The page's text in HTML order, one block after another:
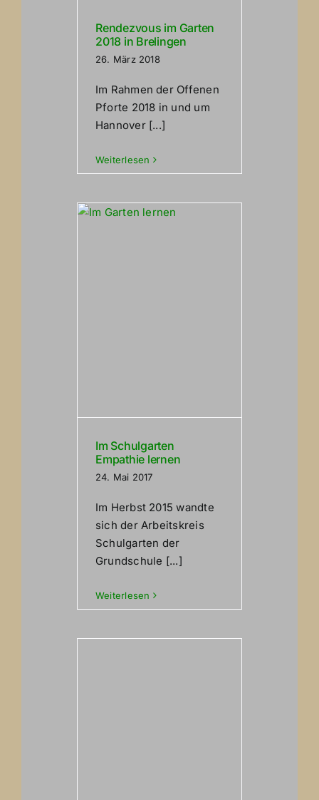
Rendezvous im Garten
2018 in Brelingen
26. März 2018
Im Rahmen der Offenen
Pforte 2018 in und um
Hannover [...]
Weiterlesen
Im Schulgarten
Empathie lernen
24. Mai 2017
Im Herbst 2015 wandte
sich der Arbeitskreis
Schulgarten der
Grundschule [...]
Weiterlesen